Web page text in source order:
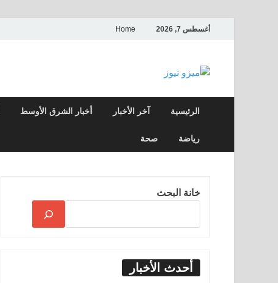
أغسطس 7, 2026 Home
ميزو نيوز
الرئيسية آخر الأخبار أخبار الشرق الأوسط
رياضة صحة
خانة البحث
أحدث الأخبار